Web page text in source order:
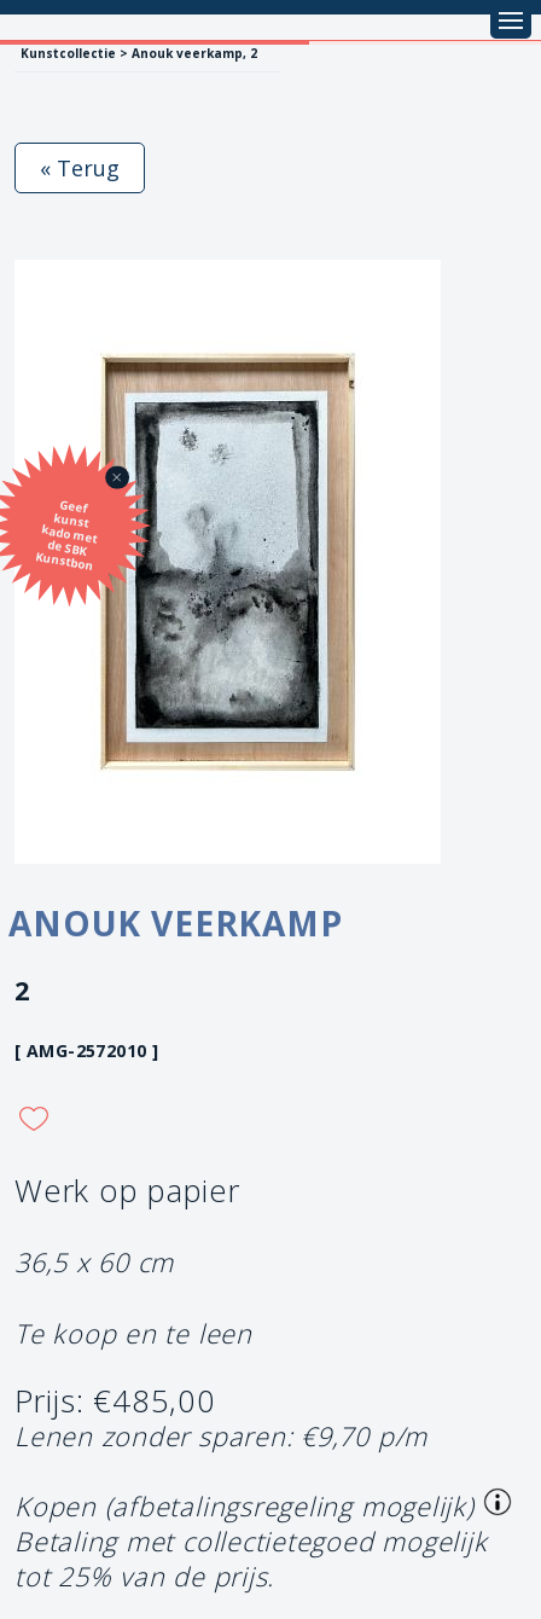
Kunstcollectie > Anouk veerkamp, 2
Geef
kunst
kado met
de SBK
Kunstbon
« Terug
ANOUK VEERKAMP
2
[ AMG-2572010 ]
Werk op papier
36,5 x 60 cm
Te koop en te leen
Prijs: €485,00
Lenen zonder sparen: €9,70 p/m
Kopen (afbetalingsregeling mogelijk)
Betaling met collectietegoed mogelijk
tot 25% van de prijs.